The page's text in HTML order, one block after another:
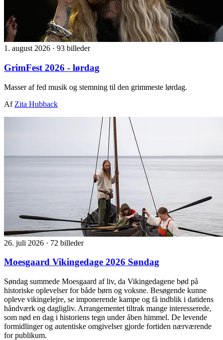
1. august 2026 · 93 billeder
GrimFest 2026 - lørdag
Masser af fed musik og stemning til den grimmeste lørdag.
Af Zita Hubback
26. juli 2026 · 72 billeder
Moesgaard Vikingedage 2026 Søndag
Søndag summede Moesgaard af liv, da Vikingedagene bød på
historiske oplevelser for både børn og voksne. Besøgende kunne
opleve vikingelejre, se imponerende kampe og få indblik i datidens
håndværk og dagligliv. Arrangementet tiltrak mange interesserede,
som nød en dag i historiens tegn under åben himmel. De levende
formidlinger og autentiske omgivelser gjorde fortiden nærværende
for publikum.